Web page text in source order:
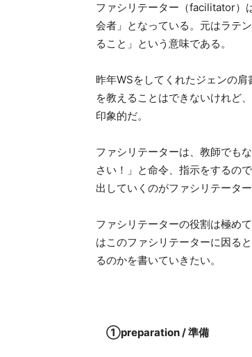
ファシリテーター（facilitator）
会者」となっている。元はラテ
ること」という意味である。
昨年WSをしてくれたジェンの
を教えることはできないけれど
印象的だ。
ファシリテーターは、教師でも
さい！」と命令、指示をするの
出していくのがファシリテーター
ファシリテーターの役割は極め
はこのファシリテーターに因る
るのかを書いていきたい。
①preparation / 準備